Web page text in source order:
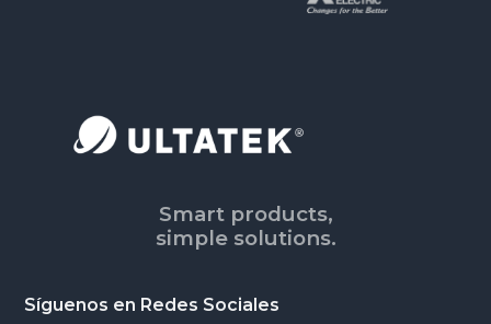
Footer
Smart products,
simple solutions.
Síguenos en Redes Sociales